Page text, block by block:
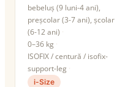
bebeluș (9 luni-4 ani),
preșcolar (3-7 ani), școlar
(6-12 ani)
0–36 kg
ISOFIX / centură / isofix-
support-leg
i-Size